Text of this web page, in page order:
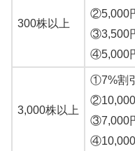
300株以上
②5,000
③3,500
④5,000
3,000株以上
①7%割
③7,000